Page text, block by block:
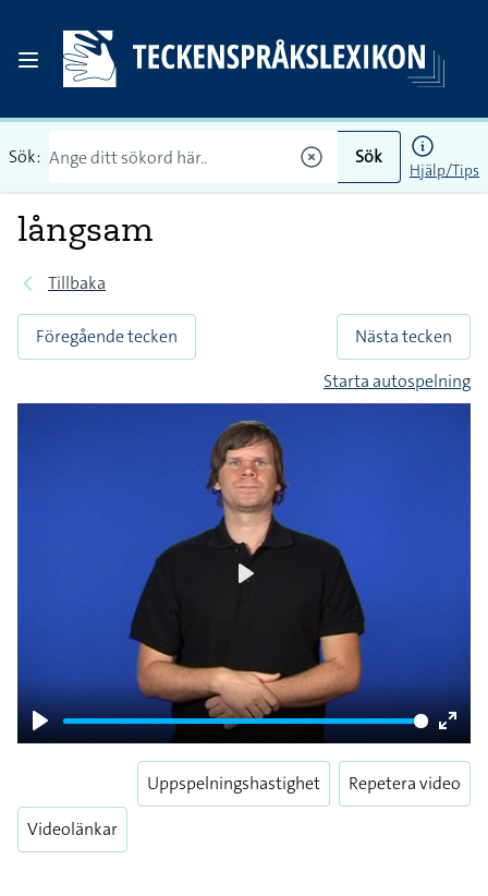
Sök: Sök
Hjälp/Tips
långsam
Tillbaka
Föregående tecken
Nästa tecken
Starta autospelning
Play
Enter
Videolänkar
Uppspelningshastighet Repetera video